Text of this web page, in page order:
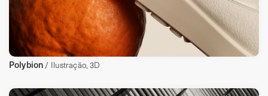
Polybion / Ilustração, 3D